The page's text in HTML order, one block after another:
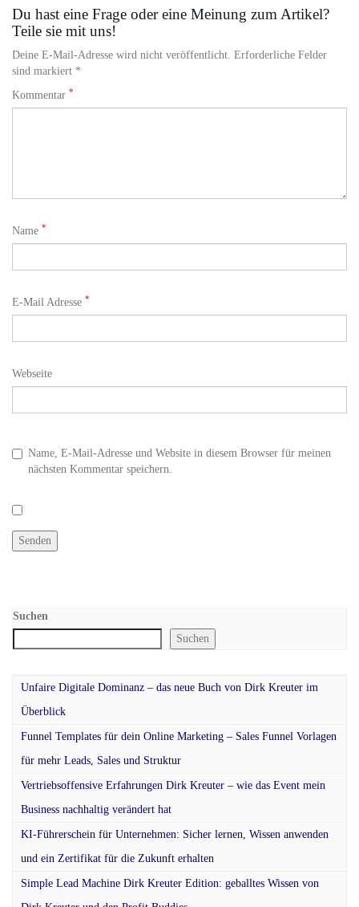
Du hast eine Frage oder eine Meinung zum Artikel?
Teile sie mit uns!
Deine E-Mail-Adresse wird nicht veröffentlicht. Erforderliche Felder
sind markiert *
Kommentar *
Name *
E-Mail Adresse *
Webseite
Name, E-Mail-Adresse und Website in diesem Browser für meinen
nächsten Kommentar speichern.
Suchen
Suchen
Unfaire Digitale Dominanz – das neue Buch von Dirk Kreuter im
Überblick
Funnel Templates für dein Online Marketing – Sales Funnel Vorlagen
für mehr Leads, Sales und Struktur
Vertriebsoffensive Erfahrungen Dirk Kreuter – wie das Event mein
Business nachhaltig verändert hat
KI-Führerschein für Unternehmen: Sicher lernen, Wissen anwenden
und ein Zertifikat für die Zukunft erhalten
Simple Lead Machine Dirk Kreuter Edition: geballtes Wissen von